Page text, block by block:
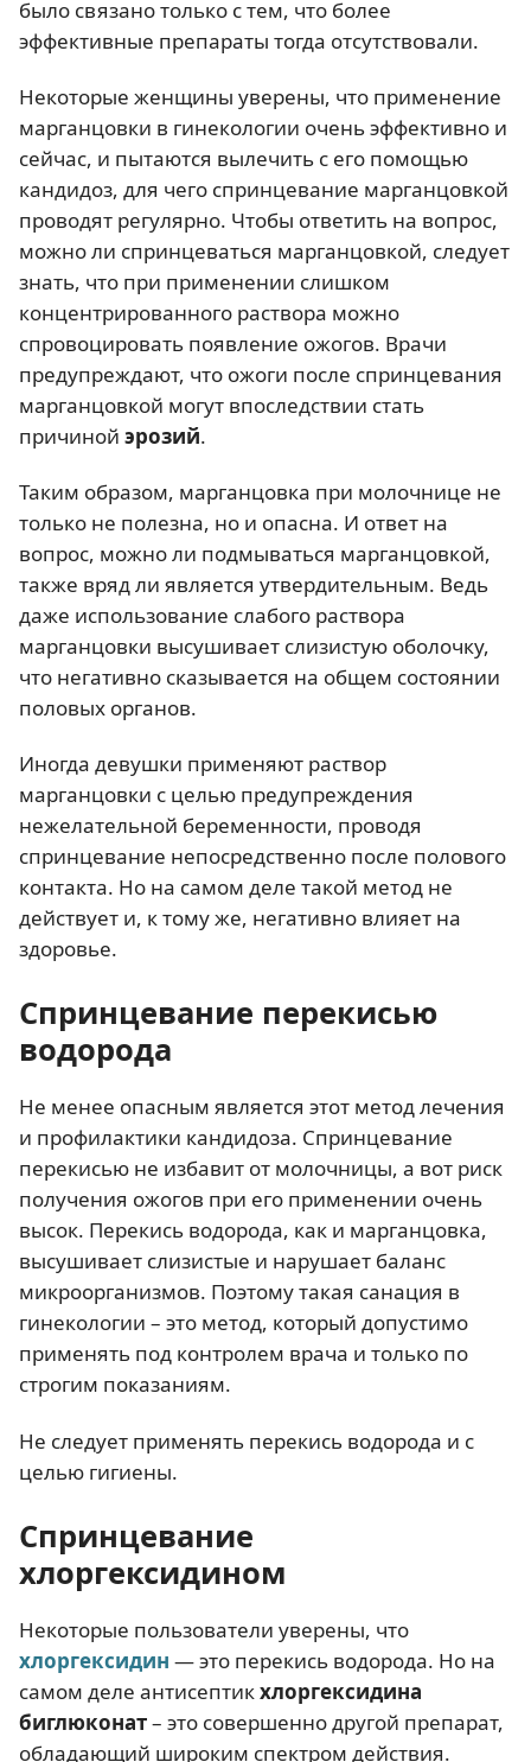
было связано только с тем, что более
эффективные препараты тогда отсутствовали.
Некоторые женщины уверены, что применение
марганцовки в гинекологии очень эффективно и
сейчас, и пытаются вылечить с его помощью
кандидоз, для чего спринцевание марганцовкой
проводят регулярно. Чтобы ответить на вопрос,
можно ли спринцеваться марганцовкой, следует
знать, что при применении слишком
концентрированного раствора можно
спровоцировать появление ожогов. Врачи
предупреждают, что ожоги после спринцевания
марганцовкой могут впоследствии стать
причиной эрозий.
Таким образом, марганцовка при молочнице не
только не полезна, но и опасна. И ответ на
вопрос, можно ли подмываться марганцовкой,
также вряд ли является утвердительным. Ведь
даже использование слабого раствора
марганцовки высушивает слизистую оболочку,
что негативно сказывается на общем состоянии
половых органов.
Иногда девушки применяют раствор
марганцовки с целью предупреждения
нежелательной беременности, проводя
спринцевание непосредственно после полового
контакта. Но на самом деле такой метод не
действует и, к тому же, негативно влияет на
здоровье.
Спринцевание перекисью
водорода
Не менее опасным является этот метод лечения
и профилактики кандидоза. Спринцевание
перекисью не избавит от молочницы, а вот риск
получения ожогов при его применении очень
высок. Перекись водорода, как и марганцовка,
высушивает слизистые и нарушает баланс
микроорганизмов. Поэтому такая санация в
гинекологии – это метод, который допустимо
применять под контролем врача и только по
строгим показаниям.
Не следует применять перекись водорода и с
целью гигиены.
Спринцевание
хлоргексидином
Некоторые пользователи уверены, что
хлоргексидин — это перекись водорода. Но на
самом деле антисептикхлоргексидина
биглюконат– это совершенно другой препарат,
обладающий широким спектром действия.